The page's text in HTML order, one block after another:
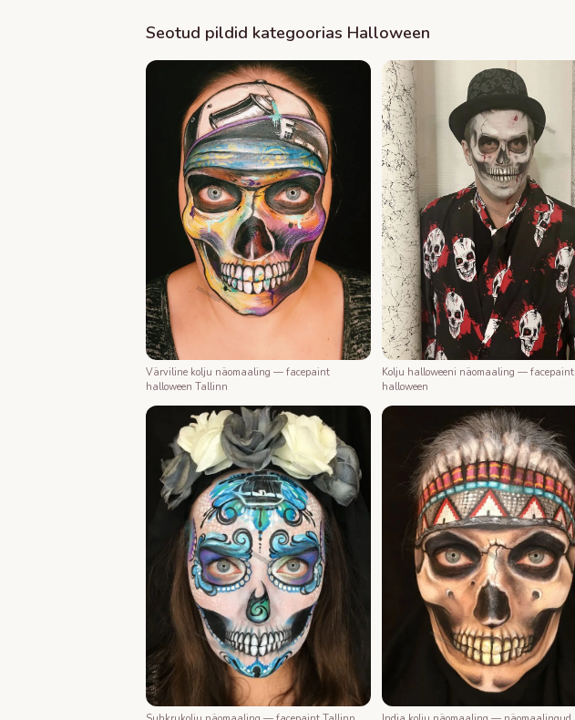
Seotud pildid kategoorias Halloween
Värviline kolju näomaaling — facepaint
halloween Tallinn
Kolju halloweeni näomaaling — facepaint
halloween